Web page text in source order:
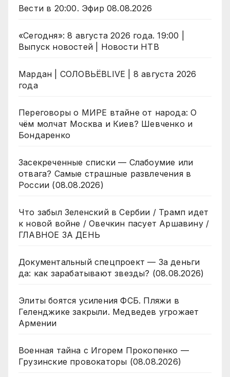
Вести в 20:00. Эфир 08.08.2026
«Сегодня»: 8 августа 2026 года. 19:00 |
Выпуск новостей | Новости НТВ
Мардан | СОЛОВЬЁВLIVE | 8 августа 2026
года
Переговоры о МИРЕ втайне от народа: О
чём молчат Москва и Киев? Шевченко и
Бондаренко
Засекреченные списки — Слабоумие или
отвага? Самые страшные развлечения в
России (08.08.2026)
Что забыл Зеленский в Сербии / Трамп идет
к новой войне / Овечкин пасует Аршавину /
ГЛАВНОЕ ЗА ДЕНЬ
Документальный спецпроект — За деньги
да: как зарабатывают звезды? (08.08.2026)
Элиты боятся усиления ФСБ. Пляжи в
Геленджике закрыли. Медведев угрожает
Армении
Военная тайна с Игорем Прокопенко —
Грузинские провокаторы (08.08.2026)